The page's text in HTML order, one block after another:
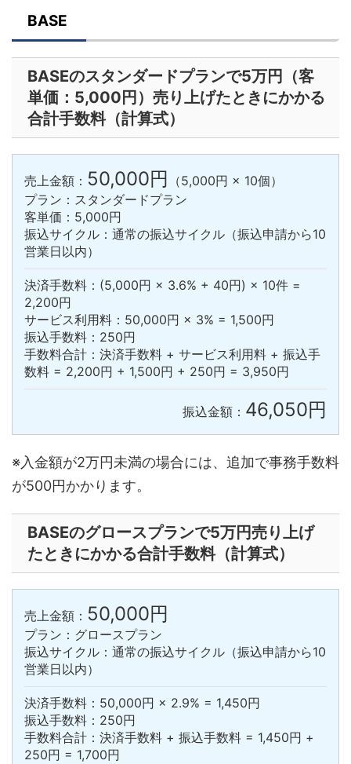
BASE
BASEのスタンダードプランで5万円（客
単価：5,000円）売り上げたときにかかる
合計手数料（計算式）
売上金額： 50,000円 （5,000円 × 10個）
プラン：スタンダードプラン
客単価：5,000円
振込サイクル：通常の振込サイクル（振込申請から10
営業日以内）
決済手数料：(5,000円 × 3.6% + 40円) × 10件 =
2,200円
サービス利用料：50,000円 × 3% = 1,500円
振込手数料：250円
手数料合計：決済手数料 + サービス利用料 + 振込手
数料 = 2,200円 + 1,500円 + 250円 = 3,950円
振込金額： 46,050円
※入金額が2万円未満の場合には、追加で事務手数料
が500円かかります。
BASEのグロースプランで5万円売り上げ
たときにかかる合計手数料（計算式）
売上金額： 50,000円
プラン：グロースプラン
振込サイクル：通常の振込サイクル（振込申請から10
営業日以内）
決済手数料：50,000円 × 2.9% = 1,450円
振込手数料：250円
手数料合計：決済手数料 + 振込手数料 = 1,450円 +
250円 = 1,700円